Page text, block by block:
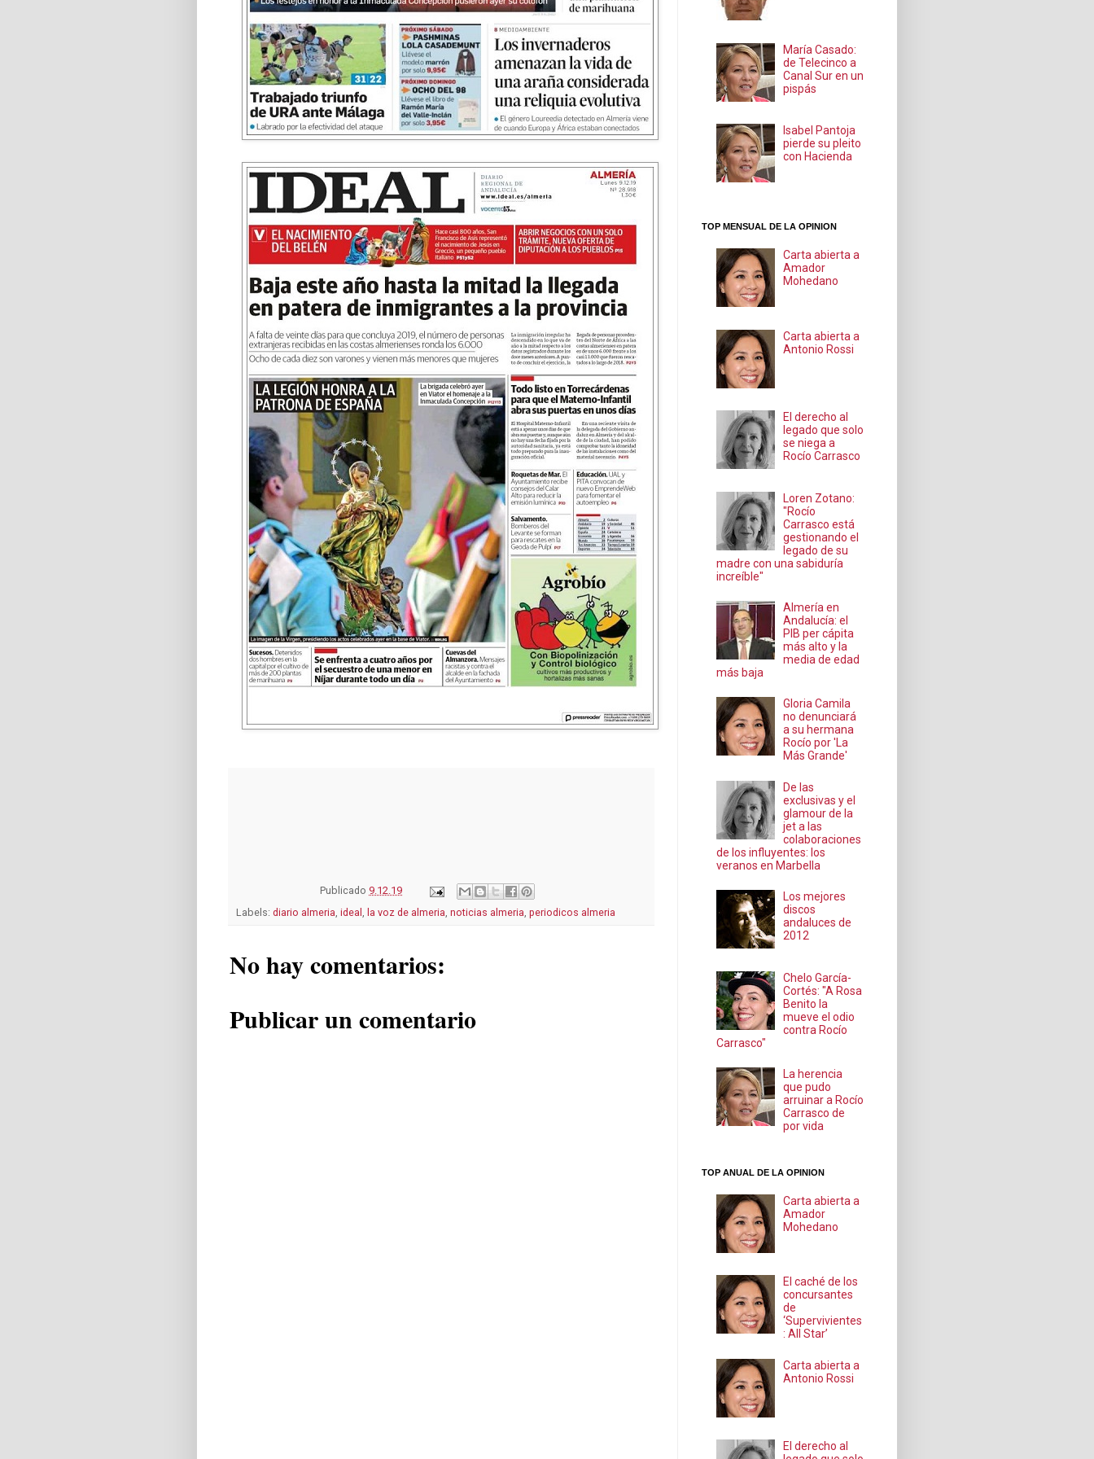
Publicado 9.12.19
Labels: diario almeria, ideal , la voz de almeria, noticias almeria, periodicos almeria
No hay comentarios:
Publicar un comentario
María Casado:
de Telecinco a
Canal Sur en un
pispás
Isabel Pantoja
pierde su pleito
con Hacienda
TOP MENSUAL DE LA OPINION
Carta abierta a
Amador
Mohedano
Carta abierta a
Antonio Rossi
El derecho al
legado que solo
se niega a
Rocío Carrasco
Loren Zotano:
"Rocío
Carrasco está
gestionando el
legado de su
madre con una sabiduría
increíble"
Almería en
Andalucía: el
PIB per cápita
más alto y la
media de edad
más baja
Gloria Camila
no denunciará
a su hermana
Rocío por 'La
Más Grande'
De las
exclusivas y el
glamour de la
jet a las
colaboraciones
de los influyentes: los
veranos en Marbella
Los mejores
discos
andaluces de
2012
Chelo García-
Cortés: "A Rosa
Benito la
mueve el odio
contra Rocío
Carrasco"
La herencia
que pudo
arruinar a Rocío
Carrasco de
por vida
TOP ANUAL DE LA OPINION
Carta abierta a
Amador
Mohedano
El caché de los
concursantes
de
‘Supervivientes
: All Star’
Carta abierta a
Antonio Rossi
El derecho al